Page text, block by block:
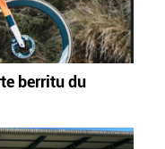
berritu du